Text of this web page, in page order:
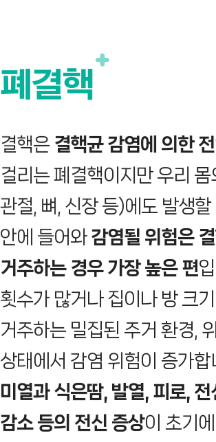
폐결핵
결핵은 결핵균 감염에 의한
걸리는 폐결핵이지만 우리
관절, 뼈, 신장 등)에도 발생
안에 들어와감염될 위험은
거주하는 경우 가장 높은 편
횟수가 많거나 집이나 방 크
거주하는 밀집된 주거 환경,
상태에서 감염 위험이 증가합
미열과 식은땀, 발열, 피로,
감소 등의 전신 증상이 초기